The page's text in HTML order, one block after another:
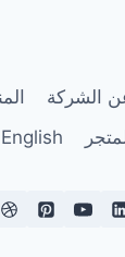
الشركة
English